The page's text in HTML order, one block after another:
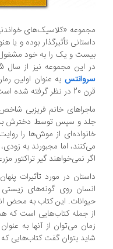
«کلاسیک‌های خواندنی» تلاش
تأثیرگذار بوده و یا
و یک را به خود مشغول کنند،
مجموعه نیز از سال 1605، یعنی سال انتشار دن‌کیشوت، اثر
به عنوان اولین رمان
خانم فریزبی شاخص‌ترین
و سپس توسط دخترش به سه
از موش‌ها را روایت
اما مجبورند به زودی، با
نمی‌خواهند گیر تراکتور مزرعه‌دار
در مورد تأثیرات پنهان
روی گونه‌های زیستی دیگر
این کتاب به محض انتشار
جمله کتاب‌‌هایی است که همچون
بتوان گفت کتاب‌هایی که از